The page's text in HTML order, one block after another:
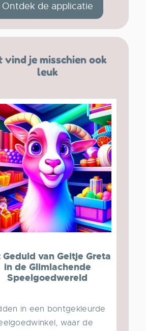
Ontdek de applicatie
vind je misschien ook
leuk
Geduld van Geitje Greta
in de Glimlachende
Speelgoedwereld
in een bontgekleurde
waar de